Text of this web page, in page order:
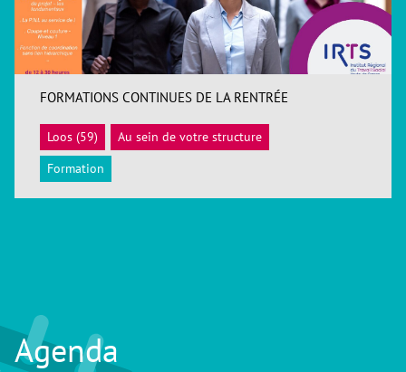
ACCÉDER
FORMATIONS CONTINUES DE LA RENTRÉE
Loos (59)
Au sein de votre structure
Formation
Agenda